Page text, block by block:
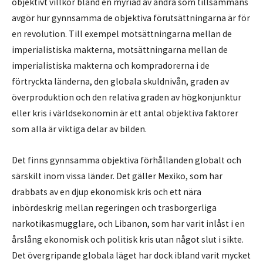
objektivt villkor bland en myriad av andra som tillsammans
avgör hur gynnsamma de objektiva förutsättningarna är för
en revolution. Till exempel motsättningarna mellan de
imperialistiska makterna, motsättningarna mellan de
imperialistiska makterna och kompradorerna i de
förtryckta länderna, den globala skuldnivån, graden av
överproduktion och den relativa graden av högkonjunktur
eller kris i världsekonomin är ett antal objektiva faktorer
som alla är viktiga delar av bilden.
Det finns gynnsamma objektiva förhållanden globalt och
särskilt inom vissa länder. Det gäller Mexiko, som har
drabbats av en djup ekonomisk kris och ett nära
inbördeskrig mellan regeringen och trasborgerliga
narkotikasmugglare, och Libanon, som har varit inlåst i en
årslång ekonomisk och politisk kris utan något slut i sikte.
Det övergripande globala läget har dock ibland varit mycket